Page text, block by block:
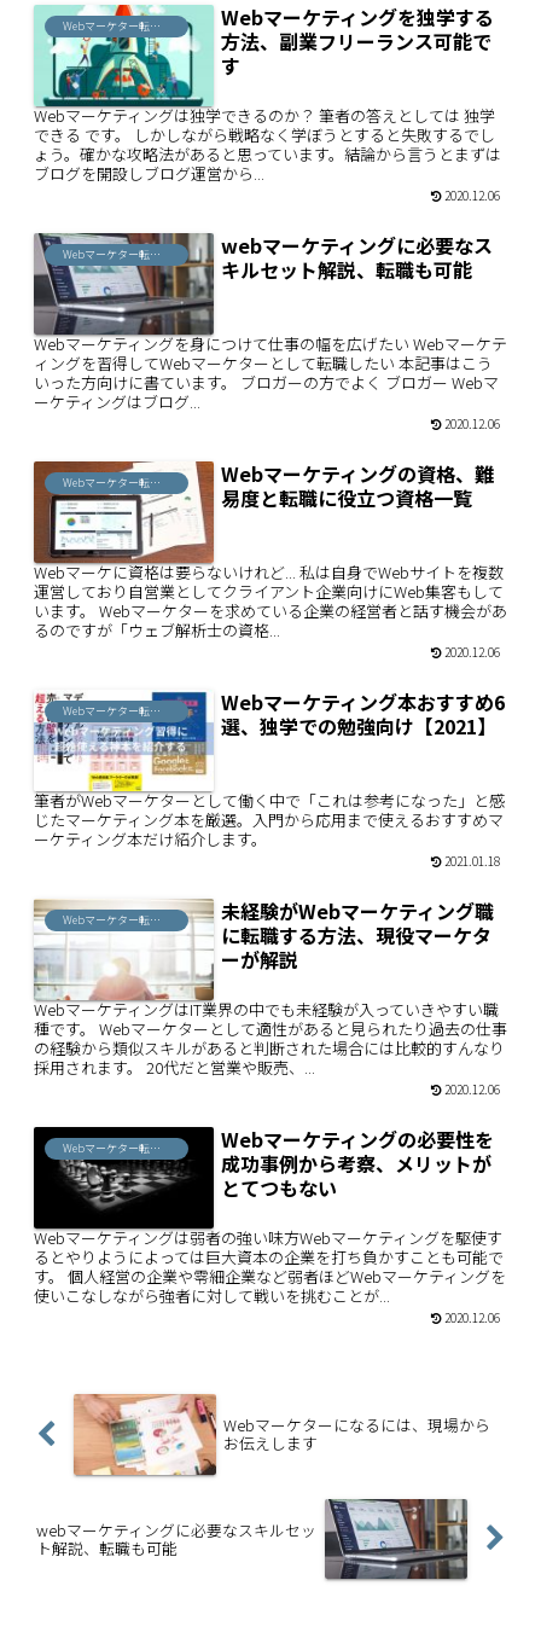
Webマーケター転職ノウハウ
Webマーケティングを独学する
方法、副業フリーランス可能で
す
Webマーケティングは独学できるのか？ 筆者の答えとしては 独学
できる です。 しかしながら戦略なく学ぼうとすると失敗するでし
ょう。確かな攻略法があると思っています。結論から言うとまずは
ブログを開設しブログ運営から...
2020.12.06
Webマーケター転職ノウハウ
webマーケティングに必要なス
キルセット解説、転職も可能
Webマーケティングを身につけて仕事の幅を広げたい Webマーケテ
ィングを習得してWebマーケターとして転職したい 本記事はこう
いった方向けに書ています。 ブロガーの方でよく ブロガー Webマ
ーケティングはブログ...
2020.12.06
Webマーケター転職ノウハウ
Webマーケティングの資格、難
易度と転職に役立つ資格一覧
Webマーケに資格は要らないけれど... 私は自身でWebサイトを複数
運営しており自営業としてクライアント企業向けにWeb集客もして
います。 Webマーケターを求めている企業の経営者と話す機会があ
るのですが「ウェブ解析士の資格...
2020.12.06
Webマーケター転職ノウハウ
Webマーケティング本おすすめ6
選、独学での勉強向け【2021】
筆者がWebマーケターとして働く中で「これは参考になった」と感
じたマーケティング本を厳選。入門から応用まで使えるおすすめマ
ーケティング本だけ紹介します。
2021.01.18
Webマーケター転職ノウハウ
未経験がWebマーケティング職
に転職する方法、現役マーケタ
ーが解説
WebマーケティングはIT業界の中でも未経験が入っていきやすい職
種です。 Webマーケターとして適性があると見られたり過去の仕事
の経験から類似スキルがあると判断された場合には比較的すんなり
採用されます。 20代だと営業や販売、...
2020.12.06
Webマーケター転職ノウハウ
Webマーケティングの必要性を
成功事例から考察、メリットが
とてつもない
Webマーケティングは弱者の強い味方Webマーケティングを駆使す
るとやりようによっては巨大資本の企業を打ち負かすことも可能で
す。 個人経営の企業や零細企業など弱者ほどWebマーケティングを
使いこなしながら強者に対して戦いを挑むことが...
2020.12.06
Webマーケターになるには、現場から
お伝えします
webマーケティングに必要なスキルセッ
ト解説、転職も可能